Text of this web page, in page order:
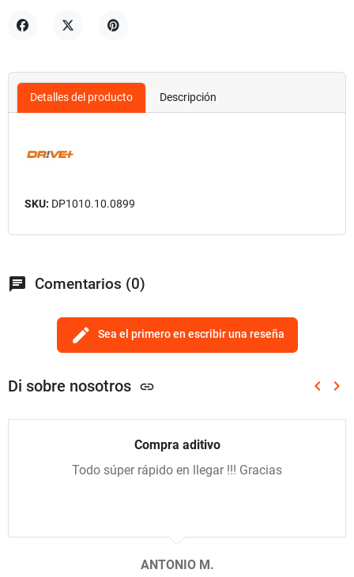
Detalles del producto Descripción
SKU: DP1010.10.0899
chat Comentarios (0)
edit Sea el primero en escribir una reseña
Di sobre nosotros link keyboard_arrow_left keyboard_arrow_right
Compra aditivo
Todo súper rápido en llegar !!! Gracias
ANTONIO M.